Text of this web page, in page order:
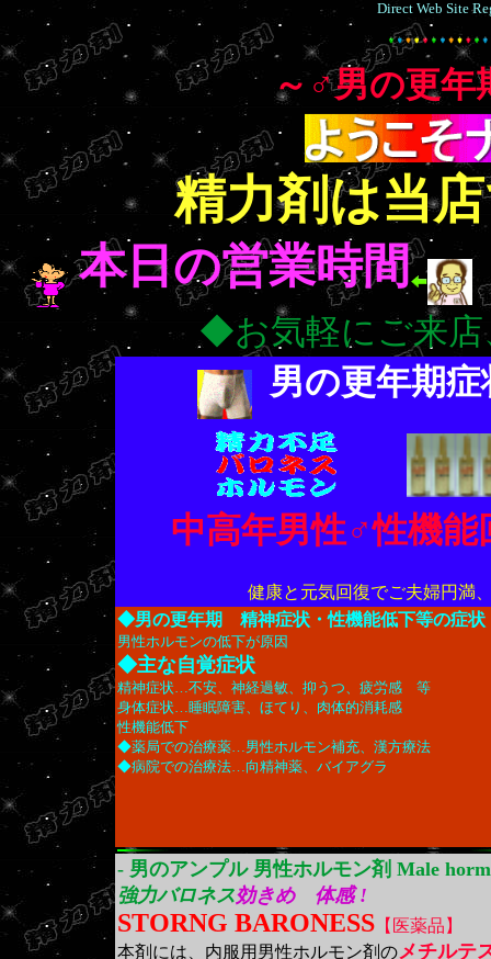
Direct Web Site
～♂男の更年
精力剤は当
本日の営業時間
◆お気軽にご来
男の更年期
中高年男性♂性機能
健康と元気回復でご夫婦円満
◆男の更年期 精神症状・性機能低下等の症状
男性ホルモンの低下が原因
◆主な自覚症状
精神症状…不安、神経過敏、抑うつ、疲労感 等
身体症状…睡眠障害、ほてり、肉体的消耗感
性機能低下
◆薬局での治療薬…男性ホルモン補充、漢方療法
◆病院での治療法…向精神薬、バイアグラ
- 男のアンプル 男性ホルモン剤 Male
強力バロネス効きめ 体感 !
STORNG BARONESS 【医薬品】
本剤には、内服用男性ホルモン剤のメチルテ